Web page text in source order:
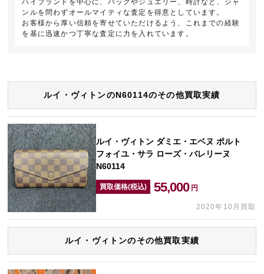
ハイブランドを中心に、バッグやジュエリー、時計など、ジャ
ンルを問わずオールマイティな査定を得意としています。
お客様から厚い信頼を寄せていただけるよう、これまでの経験
を基に迅速かつ丁寧な査定に力を入れています。
ルイ・ヴィトンのN60114のその他買取実績
ルイ・ヴィトン ダミエ・エベヌ ポルト
フォイユ・サラ ローズ・バレリーヌ
N60114
買取価格(税込) 55,000 円
2020年10月買取
ルイ・ヴィトンのその他買取実績